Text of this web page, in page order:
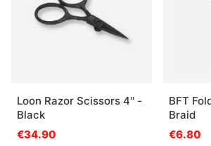
Loon Razor Scissors 4'' -
Black
€34.90
BFT
Braid
€6.80